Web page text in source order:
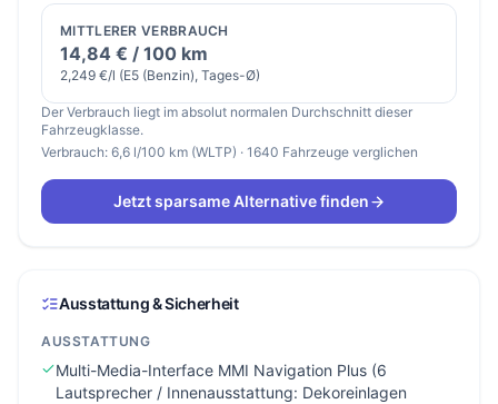
MITTLERER VERBRAUCH
14,84 € / 100 km
2,249 €/l (E5 (Benzin), Tages-Ø)
Der Verbrauch liegt im absolut normalen Durchschnitt dieser
Fahrzeugklasse.
Verbrauch: 6,6 l/100 km (WLTP) · 1640 Fahrzeuge verglichen
Jetzt sparsame Alternative finden
Ausstattung & Sicherheit
AUSSTATTUNG
Multi-Media-Interface MMI Navigation Plus (6
Lautsprecher / Innenausstattung: Dekoreinlagen